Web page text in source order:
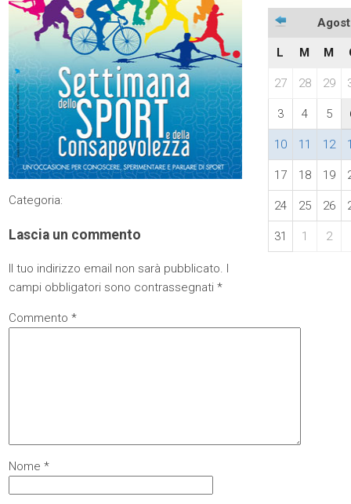
Categoria:
Lascia un commento
Il tuo indirizzo email non sarà pubblicato. I
campi obbligatori sono contrassegnati*
Commento*
Nome*
L M M
27 28 29
3 4 5
10 11 12
17 18 19
24 25 26
31 1 2